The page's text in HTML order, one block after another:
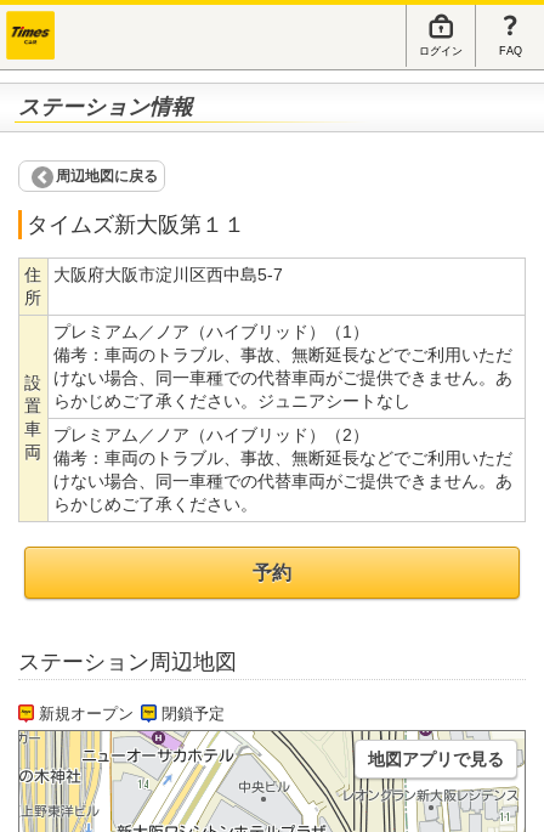
ログイン FAQ
ステーション情報
周辺地図に戻る
タイムズ新大阪第１１
住
所
大阪府大阪市淀川区西中島5-7
設
置
車
両
プレミアム／ノア（ハイブリッド）（1）
備考： 車両のトラブル、事故、無断延長などでご利用いただ
けない場合、同一車種での代替車両がご提供できません。あ
らかじめご了承ください。ジュニアシートなし
プレミアム／ノア（ハイブリッド）（2）
備考： 車両のトラブル、事故、無断延長などでご利用いただ
けない場合、同一車種での代替車両がご提供できません。あ
らかじめご了承ください。
予約
ステーション周辺地図
新規オープン 閉鎖予定
地図アプリで見る